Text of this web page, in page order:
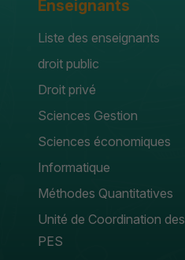
Enseignants
Liste des enseignants
droit public
Droit privé
Sciences Gestion
Sciences économiques
Informatique
Méthodes Quantitatives
Unité de Coordination des
PES